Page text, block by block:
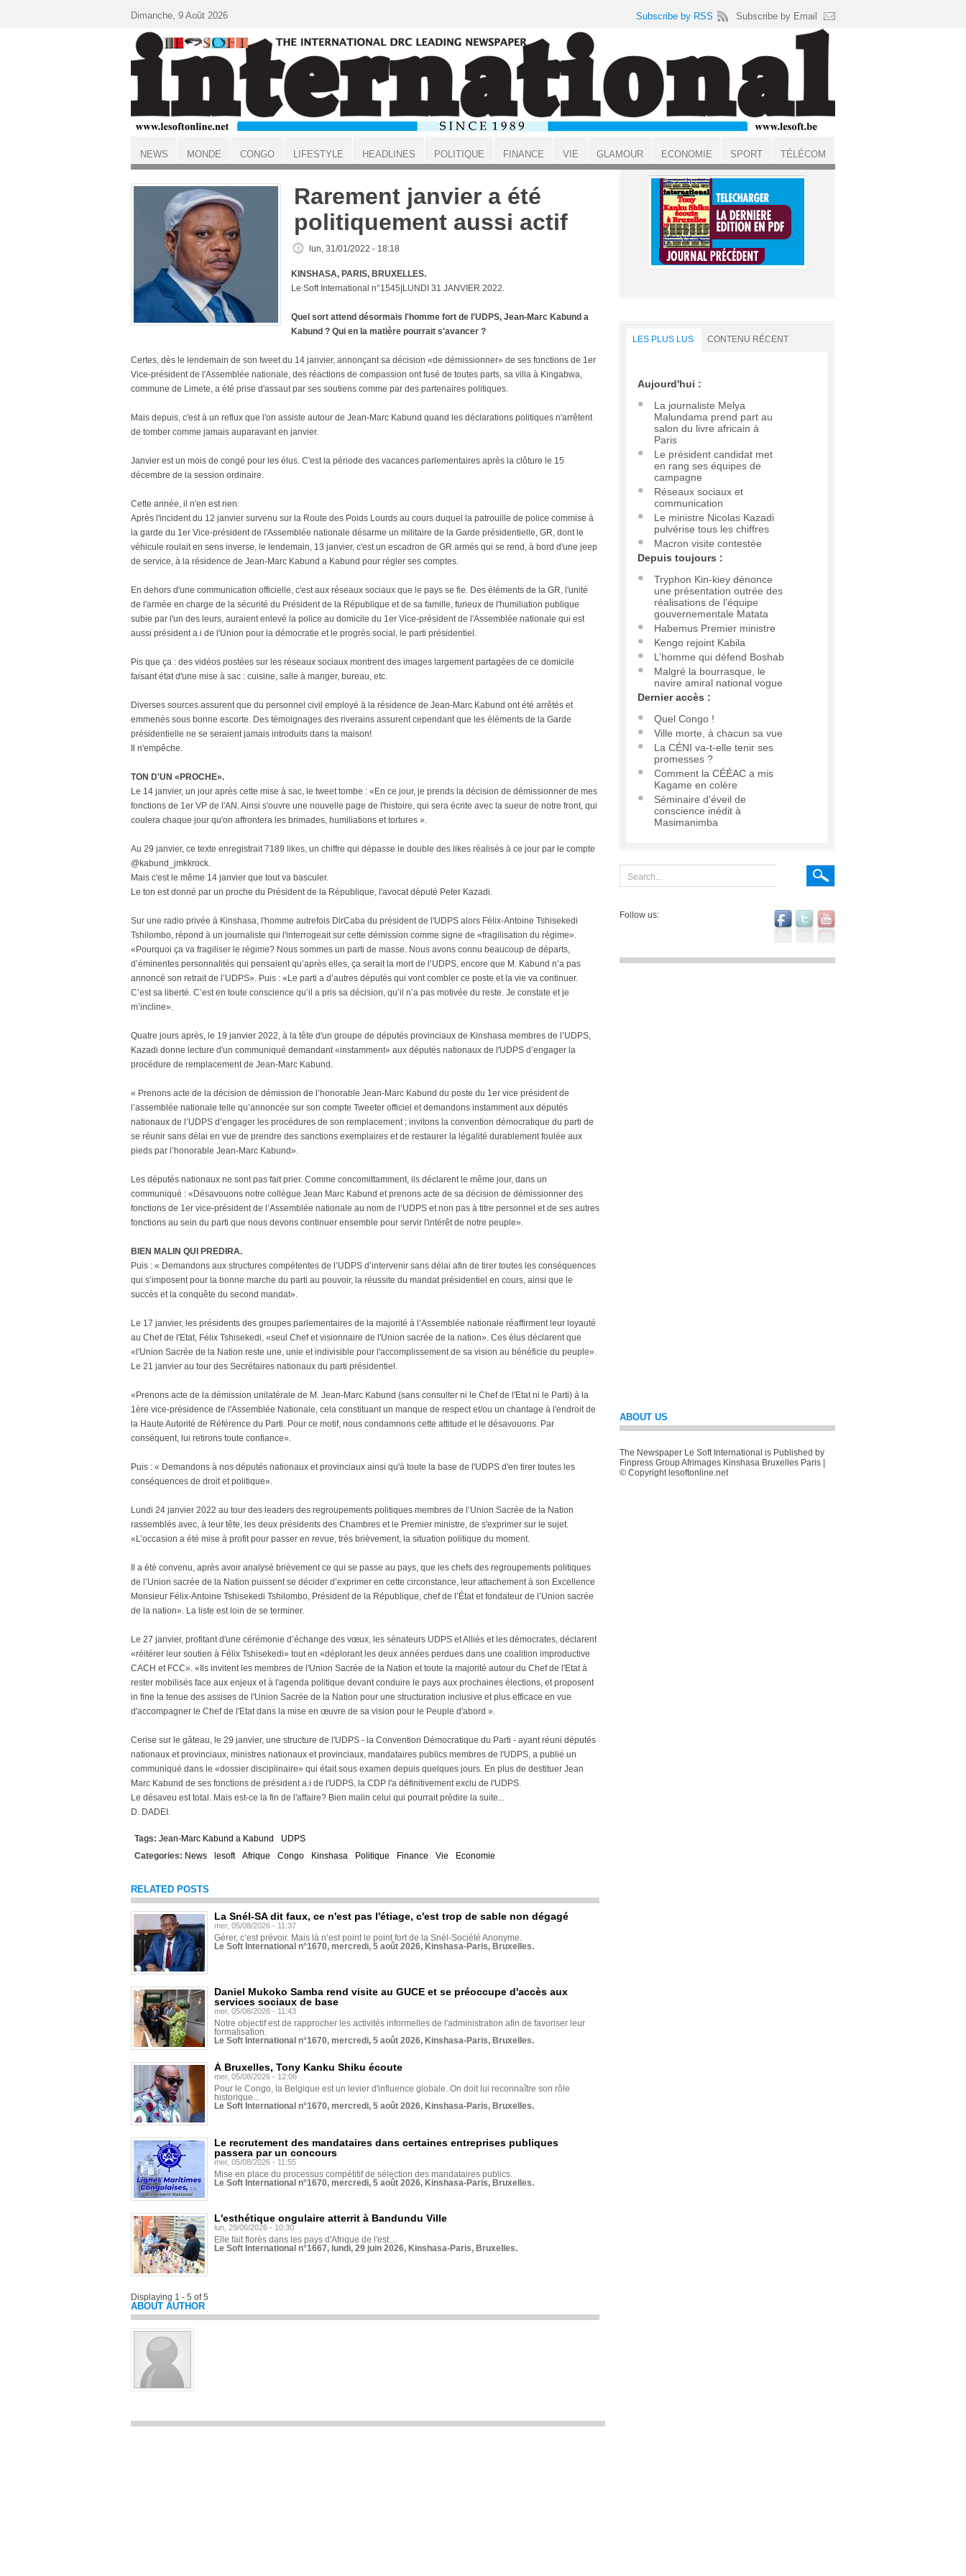
ACCUEIL
Rarement janvier a été
politiquement aussi actif
lun, 31/01/2022 - 18:18
KINSHASA, PARIS, BRUXELLES.
Le Soft International n°1545|LUNDI 31 JANVIER 2022.
Quel sort attend désormais l'homme fort de l'UDPS, Jean-Marc Kabund a
Kabund ? Qui en la matière pourrait s'avancer ?
Certes, dès le lendemain de son tweet du 14 janvier, annonçant sa décision «de démissionner» de ses fonctions de 1er
Vice-président de l'Assemblée nationale, des réactions de compassion ont fusé de toutes parts, sa villa à Kingabwa,
commune de Limete, a été prise d'assaut par ses soutiens comme par des partenaires politiques.
Mais depuis, c'est à un reflux que l'on assiste autour de Jean-Marc Kabund quand les déclarations politiques n'arrêtent
de tomber comme jamais auparavant en janvier.
Janvier est un mois de congé pour les élus. C'est la période des vacances parlementaires après la clôture le 15
décembre de la session ordinaire.
Cette année, il n'en est rien.
Après l'incident du 12 janvier survenu sur la Route des Poids Lourds au cours duquel la patrouille de police commise à
la garde du 1er Vice-président de l'Assemblée nationale désarme un militaire de la Garde présidentielle, GR, dont le
véhicule roulait en sens inverse, le lendemain, 13 janvier, c'est un escadron de GR armés qui se rend, à bord d'une jeep
de service, à la résidence de Jean-Marc Kabund a Kabund pour régler ses comptes.
En dehors d'une communication officielle, c'est aux réseaux sociaux que le pays se fie. Des éléments de la GR, l'unité
de l'armée en charge de la sécurité du Président de la République et de sa famille, furieux de l'humiliation publique
subie par l'un des leurs, auraient enlevé la police au domicile du 1er Vice-président de l'Assemblée nationale qui est
aussi président a.i de l'Union pour la démocratie et le progrès social, le parti présidentiel.
Pis que ça : des vidéos postées sur les réseaux sociaux montrent des images largement partagées de ce domicile
faisant état d'une mise à sac : cuisine, salle à manger, bureau, etc.
Diverses sources assurent que du personnel civil employé à la résidence de Jean-Marc Kabund ont été arrêtés et
emmenés sous bonne escorte. Des témoignages des riverains assurent cependant que les éléments de la Garde
présidentielle ne se seraient jamais introduits dans la maison!
Il n'empêche.
TON D'UN «PROCHE».
Le 14 janvier, un jour après cette mise à sac, le tweet tombe : «En ce jour, je prends la décision de démissionner de mes
fonctions de 1er VP de l'AN. Ainsi s'ouvre une nouvelle page de l'histoire, qui sera écrite avec la sueur de notre front, qui
coulera chaque jour qu'on affrontera les brimades, humiliations et tortures ».
Au 29 janvier, ce texte enregistrait 7189 likes, un chiffre qui dépasse le double des likes réalisés à ce jour par le compte
@kabund_jmkkrock.
Mais c'est le même 14 janvier que tout va basculer.
Le ton est donné par un proche du Président de la République, l'avocat député Peter Kazadi.
Sur une radio privée à Kinshasa, l'homme autrefois DirCaba du président de l'UDPS alors Félix-Antoine Tshisekedi
Tshilombo, répond à un journaliste qui l'interrogeait sur cette démission comme signe de «fragilisation du régime».
«Pourquoi ça va fragiliser le régime? Nous sommes un parti de masse. Nous avons connu beaucoup de départs,
d’éminentes personnalités qui pensaient qu’après elles, ça serait la mort de l’UDPS, encore que M. Kabund n’a pas
annoncé son retrait de l’UDPS». Puis : «Le parti a d’autres députés qui vont combler ce poste et la vie va continuer.
C’est sa liberté. C’est en toute conscience qu’il a pris sa décision, qu’il n’a pas motivée du reste. Je constate et je
m’incline».
Quatre jours après, le 19 janvier 2022, à la tête d'un groupe de députés provinciaux de Kinshasa membres de l’UDPS,
Kazadi donne lecture d'un communiqué demandant «instamment» aux députés nationaux de l'UDPS d’engager la
procédure de remplacement de Jean-Marc Kabund.
« Prenons acte de la décision de démission de l’honorable Jean-Marc Kabund du poste du 1er vice président de
l’assemblée nationale telle qu’annoncée sur son compte Tweeter officiel et demandons instamment aux députés
nationaux de l’UDPS d’engager les procédures de son remplacement ; invitons la convention démocratique du parti de
se réunir sans délai en vue de prendre des sanctions exemplaires et de restaurer la légalité durablement foulée aux
pieds par l’honorable Jean-Marc Kabund».
Les députés nationaux ne sont pas fait prier. Comme concomittamment, ils déclarent le même jour, dans un
communiqué : «Désavouons notre collègue Jean Marc Kabund et prenons acte de sa décision de démissionner des
fonctions de 1er vice-président de l’Assemblée nationale au nom de l’UDPS et non pas à titre personnel et de ses autres
fonctions au sein du parti que nous devons continuer ensemble pour servir l'intérêt de notre peuple».
BIEN MALIN QUI PREDIRA.
Puis : « Demandons aux structures compétentes de l’UDPS d’intervenir sans délai afin de tirer toutes les conséquences
qui s’imposent pour la bonne marche du parti au pouvoir, la réussite du mandat présidentiel en cours, ainsi que le
succès et la conquête du second mandat».
Le 17 janvier, les présidents des groupes parlementaires de la majorité à l’Assemblée nationale réaffirment leur loyauté
au Chef de l'Etat, Félix Tshisekedi, «seul Chef et visionnaire de l'Union sacrée de la nation». Ces élus déclarent que
«l'Union Sacrée de la Nation reste une, unie et indivisible pour l'accomplissement de sa vision au bénéficie du peuple».
Le 21 janvier au tour des Secrétaires nationaux du parti présidentiel.
«Prenons acte de la démission unilatérale de M. Jean-Marc Kabund (sans consulter ni le Chef de l'Etat ni le Parti) à la
1ère vice-présidence de l'Assemblée Nationale, cela constituant un manque de respect et/ou un chantage à l'endroit de
la Haute Autorité de Référence du Parti. Pour ce motif, nous condamnons cette attitude et le désavouons. Par
conséquent, lui retirons toute confiance».
Puis : « Demandons à nos députés nationaux et provinciaux ainsi qu'à toute la base de l'UDPS d'en tirer toutes les
conséquences de droit et politique».
Lundi 24 janvier 2022 au tour des leaders des regroupements politiques membres de l’Union Sacrée de la Nation
rassemblés avec, à leur tête, les deux présidents des Chambres et le Premier ministre, de s'exprimer sur le sujet.
«L’occasion a été mise à profit pour passer en revue, très brièvement, la situation politique du moment.
Il a été convenu, après avoir analysé brièvement ce qui se passe au pays, que les chefs des regroupements politiques
de l’Union sacrée de la Nation puissent se décider d’exprimer en cette circonstance, leur attachement à son Excellence
Monsieur Félix-Antoine Tshisekedi Tshilombo, Président de la République, chef de l’État et fondateur de l’Union sacrée
de la nation». La liste est loin de se terminer.
Le 27 janvier, profitant d'une cérémonie d’échange des vœux, les sénateurs UDPS et Alliés et les démocrates, déclarent
«réitérer leur soutien à Félix Tshisekedi» tout en «déplorant les deux années perdues dans une coalition improductive
CACH et FCC». «Ils invitent les membres de l'Union Sacrée de la Nation et toute la majorité autour du Chef de l'Etat à
rester mobilisés face aux enjeux et à l'agenda politique devant conduire le pays aux prochaines élections, et proposent
in fine la tenue des assises de l'Union Sacrée de la Nation pour une structuration inclusive et plus efficace en vue
d'accompagner le Chef de l'Etat dans la mise en œuvre de sa vision pour le Peuple d'abord ».
Cerise sur le gâteau, le 29 janvier, une structure de l'UDPS - la Convention Démocratique du Parti - ayant réuni députés
nationaux et provinciaux, ministres nationaux et provinciaux, mandataires publics membres de l'UDPS, a publié un
communiqué dans le «dossier disciplinaire» qui était sous examen depuis quelques jours. En plus de destituer Jean
Marc Kabund de ses fonctions de président a.i de l'UDPS, la CDP l'a définitivement exclu de l'UDPS.
Le désaveu est total. Mais est-ce la fin de l'affaire? Bien malin celui qui pourrait prédire la suite...
D. DADEI.
Tags: Jean-Marc Kabund a Kabund
UDPS
Categories: News lesoft Afrique Congo Kinshasa Politique Finance Vie Economie
RELATED POSTS
La Snél-SA dit faux, ce n'est pas l'étiage, c'est trop de sable non dégagé
mer, 05/08/2026 - 11:37
Gérer, c’est prévoir. Mais là n’est point le point fort de la Snél-Société Anonyme.
Le Soft International n°1670, mercredi, 5 août 2026, Kinshasa-Paris, Bruxelles.
Daniel Mukoko Samba rend visite au GUCE et se préoccupe d'accès aux
services sociaux de base
mer, 05/08/2026 - 11:43
Notre objectif est de rapprocher les activités informelles de l'administration afin de favoriser leur
formalisation.
Le Soft International n°1670, mercredi, 5 août 2026, Kinshasa-Paris, Bruxelles.
À Bruxelles, Tony Kanku Shiku écoute
mer, 05/08/2026 - 12:06
Pour le Congo, la Belgique est un levier d'influence globale. On doit lui reconnaître son rôle
historique...
Le Soft International n°1670, mercredi, 5 août 2026, Kinshasa-Paris, Bruxelles.
Le recrutement des mandataires dans certaines entreprises publiques
passera par un concours
mer, 05/08/2026 - 11:55
Mise en place du processus compétitif de sélection des mandataires publics.
Le Soft International n°1670, mercredi, 5 août 2026, Kinshasa-Paris, Bruxelles.
L'esthétique ongulaire atterrit à Bandundu Ville
lun, 29/06/2026 - 10:30
Elle fait florès dans les pays d'Afrique de l'est...
Le Soft International n°1667, lundi, 29 juin 2026, Kinshasa-Paris, Bruxelles.
Displaying 1 - 5 of 5
ABOUT AUTHOR
LES PLUS LUS CONTENU RÉCENT
Aujourd'hui :
La journaliste Melya
Malundama prend part au
salon du livre africain à
Paris
Le président candidat met
en rang ses équipes de
campagne
Réseaux sociaux et
communication
Le ministre Nicolas Kazadi
pulvérise tous les chiffres
Macron visite contestée
Depuis toujours :
Tryphon Kin-kiey dénonce
une présentation outrée des
réalisations de l’équipe
gouvernementale Matata
Habemus Premier ministre
Kengo rejoint Kabila
L’homme qui défend Boshab
Malgré la bourrasque, le
navire amiral national vogue
Dernier accès :
Quel Congo !
Ville morte, à chacun sa vue
La CÉNI va-t-elle tenir ses
promesses ?
Comment la CÉÉAC a mis
Kagame en colère
Séminaire d'éveil de
conscience inédit à
Masimanimba
Follow us:
ABOUT US
The Newspaper Le Soft International is Published by
Finpress Group Afrimages Kinshasa Bruxelles Paris |
© Copyright lesoftonline.net
Dimanche, 9 Août 2026 Subscribe by RSS Subscribe by Email
NEWS MONDE CONGO LIFESTYLE HEADLINES POLITIQUE FINANCE VIE GLAMOUR ECONOMIE SPORT TÉLÉCOM